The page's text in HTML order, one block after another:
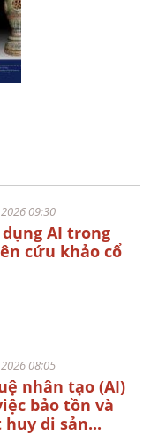
09:30
AI trong
cứu khảo cổ
08:05
nhân tạo (AI)
bảo tồn và
huy di sản...